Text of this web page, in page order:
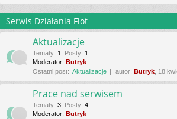
Serwis Działania Flot
Aktualizacje
Tematy: 1 Posty: 1
Moderator: Butryk
Ostatni post: Aktualizacje autor: Butryk , 18
Prace nad serwisem
Tematy: 3 Posty: 4
Moderator: Butryk